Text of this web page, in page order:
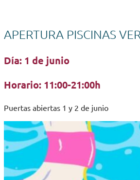
APERTURA PISCINAS
Día: 1 de junio
Horario: 11:00-21:00h
Puertas abiertas 1 y 2 de junio